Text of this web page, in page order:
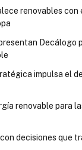
renovables con
Decálogo
impulsa el
renovable para
decisiones que